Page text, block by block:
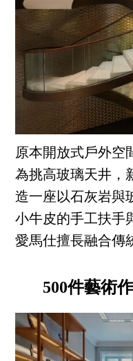
原本開放式戶外空
為挑高玻璃天井，
造一座以石灰岩與
小牛皮的手工扶手
愛馬仕擅長融合傳
500件藝術